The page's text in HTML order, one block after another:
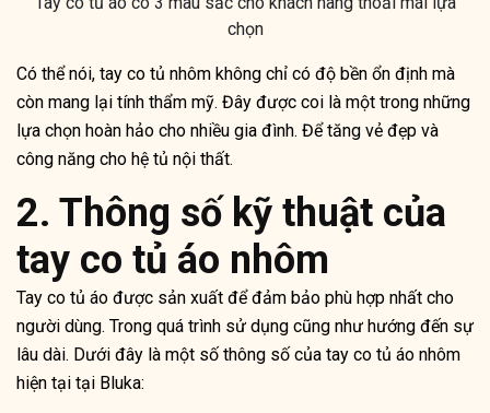
chọn
Có thể nói, tay co tủ nhôm không chỉ có độ bền ổn định mà
còn mang lại tính thẩm mỹ. Đây được coi là một trong những
lựa chọn hoàn hảo cho nhiều gia đình. Để tăng vẻ đẹp và
công năng cho hệ tủ nội thất.
2. Thông số kỹ thuật của
tay co tủ áo nhôm
Tay co tủ áo được sản xuất để đảm bảo phù hợp nhất cho
người dùng. Trong quá trình sử dụng cũng như hướng đến sự
lâu dài. Dưới đây là một số thông số của tay co tủ áo nhôm
hiện tại tại Bluka: